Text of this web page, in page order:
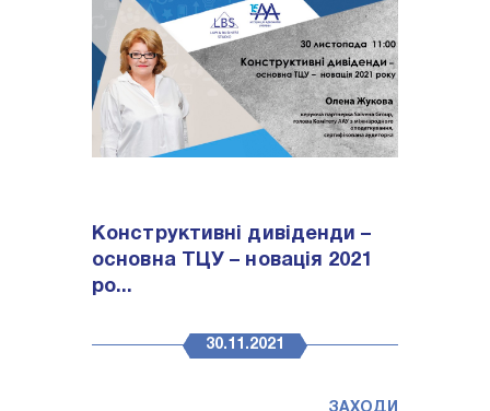
Конструктивні дивіденди –
основна ТЦУ – новація 2021
ро...
30.11.2021